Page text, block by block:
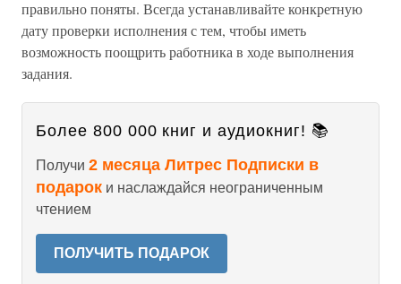
правильно поняты. Всегда устанавливайте конкретную
дату проверки исполнения с тем, чтобы иметь
возможность поощрить работника в ходе выполнения
задания.
Более 800 000 книг и аудиокниг! 📚
Получи 2 месяца Литрес Подписки в
подарок и наслаждайся неограниченным
чтением
ПОЛУЧИТЬ ПОДАРОК